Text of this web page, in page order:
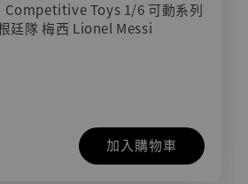
Competitive Toys 1/6 可動系列
廷隊 梅西 Lionel Messi
加入購物車